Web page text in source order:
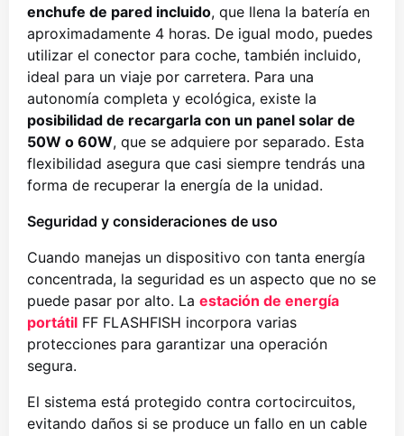
enchufe de pared incluido, que llena la batería en
aproximadamente 4 horas. De igual modo, puedes
utilizar el conector para coche, también incluido,
ideal para un viaje por carretera. Para una
autonomía completa y ecológica, existe la
posibilidad de recargarla con un panel solar de
50W o 60W, que se adquiere por separado. Esta
flexibilidad asegura que casi siempre tendrás una
forma de recuperar la energía de la unidad.
Seguridad y consideraciones de uso
Cuando manejas un dispositivo con tanta energía
concentrada, la seguridad es un aspecto que no se
puede pasar por alto. La estación de energía
portátil FF FLASHFISH incorpora varias
protecciones para garantizar una operación
segura.
El sistema está protegido contra cortocircuitos,
evitando daños si se produce un fallo en un cable